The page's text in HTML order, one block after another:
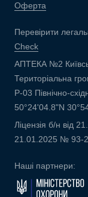
Оферта
Перевірити
Check
АПТЕКА №2
Територіальна
Р-03 Північно-
50°24'04.8"N
Ліцензія б/н від
21.01.2025 № 93-
Наші партнери: